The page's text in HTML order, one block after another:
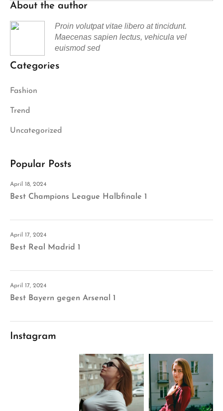
About the author
Proin volutpat vitae libero at tincidunt.
Maecenas sapien lectus, vehicula vel
euismod sed
Categories
Fashion
Trend
Uncategorized
Popular Posts
April 18, 2024
Best Champions League Halbfinale 1
April 17, 2024
Best Real Madrid 1
April 17, 2024
Best Bayern gegen Arsenal 1
Instagram